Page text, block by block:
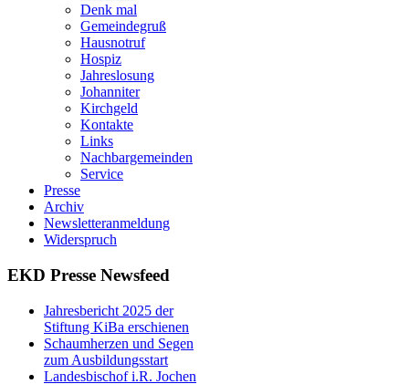
Denk mal
Gemeindegruß
Hausnotruf
Hospiz
Jahreslosung
Johanniter
Kirchgeld
Kontakte
Links
Nachbargemeinden
Service
Presse
Archiv
Newsletteranmeldung
Widerspruch
EKD Presse Newsfeed
Jahresbericht 2025 der
Stiftung KiBa erschienen
Schaumherzen und Segen
zum Ausbildungsstart
Landesbischof i.R. Jochen